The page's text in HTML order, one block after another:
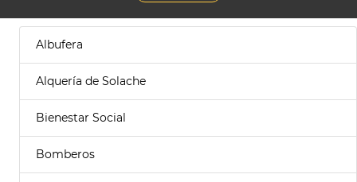
Albufera
Alquería de Solache
Bienestar Social
Bomberos